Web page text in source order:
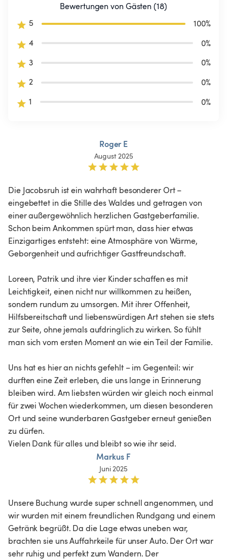
Bewertungen von Gästen (18)
5
100%
4
0%
3
0%
2
0%
1
0%
Roger E
August 2025
Die Jacobsruh ist ein wahrhaft besonderer Ort –
eingebettet in die Stille des Waldes und getragen von
einer außergewöhnlich herzlichen Gastgeberfamilie.
Schon beim Ankommen spürt man, dass hier etwas
Einzigartiges entsteht: eine Atmosphäre von Wärme,
Geborgenheit und aufrichtiger Gastfreundschaft.
Loreen, Patrik und ihre vier Kinder schaffen es mit
Leichtigkeit, einen nicht nur willkommen zu heißen,
sondern rundum zu umsorgen. Mit ihrer Offenheit,
Hilfsbereitschaft und liebenswürdigen Art stehen sie stets
zur Seite, ohne jemals aufdringlich zu wirken. So fühlt
man sich vom ersten Moment an wie ein Teil der Familie.
Uns hat es hier an nichts gefehlt – im Gegenteil: wir
durften eine Zeit erleben, die uns lange in Erinnerung
bleiben wird. Am liebsten würden wir gleich noch einmal
für zwei Wochen wiederkommen, um diesen besonderen
Ort und seine wunderbaren Gastgeber erneut genießen
zu dürfen.
Markus F
Juni 2025
Unsere Buchung wurde super schnell angenommen, und
wir wurden mit einem freundlichen Rundgang und einem
Getränk begrüßt. Da die Lage etwas uneben war,
brachten sie uns Auffahrkeile für unser Auto. Der Ort war
sehr ruhig und perfekt zum Wandern. Der